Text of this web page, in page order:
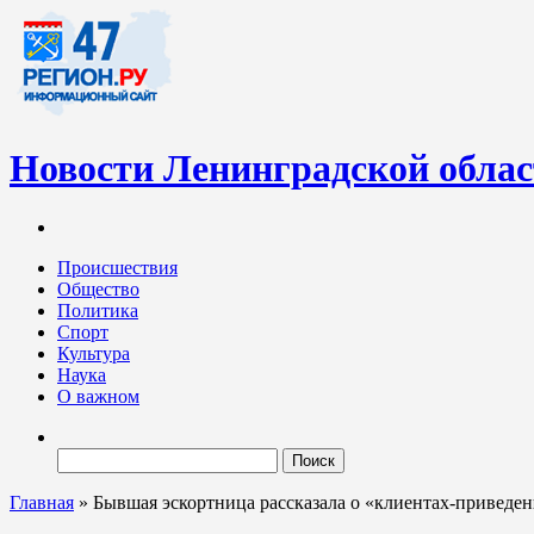
Новости Ленинградской
Ленинградских новостей обновляется регулярно. Мы
Происшествия
Общество
Политика
Спорт
Культура
Наука
О важном
Главная » Бывшая эскортница рассказала о «клиентах-